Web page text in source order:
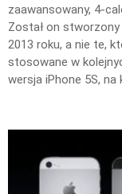
zaawansowany, 4-
Został on
2013 roku, a nie te,
stosowane w
wersja iPhone 5S,